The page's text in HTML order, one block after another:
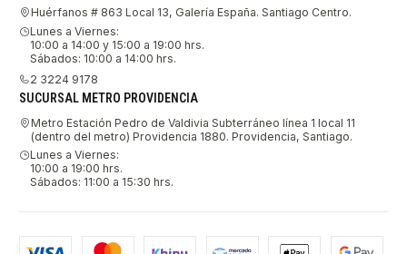
Huérfanos # 863 Local 13, Galería España. Santiago Centro.
Lunes a Viernes:
10:00 a 14:00 y 15:00 a 19:00 hrs.
Sábados: 10:00 a 14:00 hrs.
2 3224 9178
SUCURSAL METRO PROVIDENCIA
Metro Estación Pedro de Valdivia Subterráneo línea 1 local 11
(dentro del metro) Providencia 1880. Providencia, Santiago.
Lunes a Viernes:
10:00 a 19:00 hrs.
Sábados: 11:00 a 15:30 hrs.